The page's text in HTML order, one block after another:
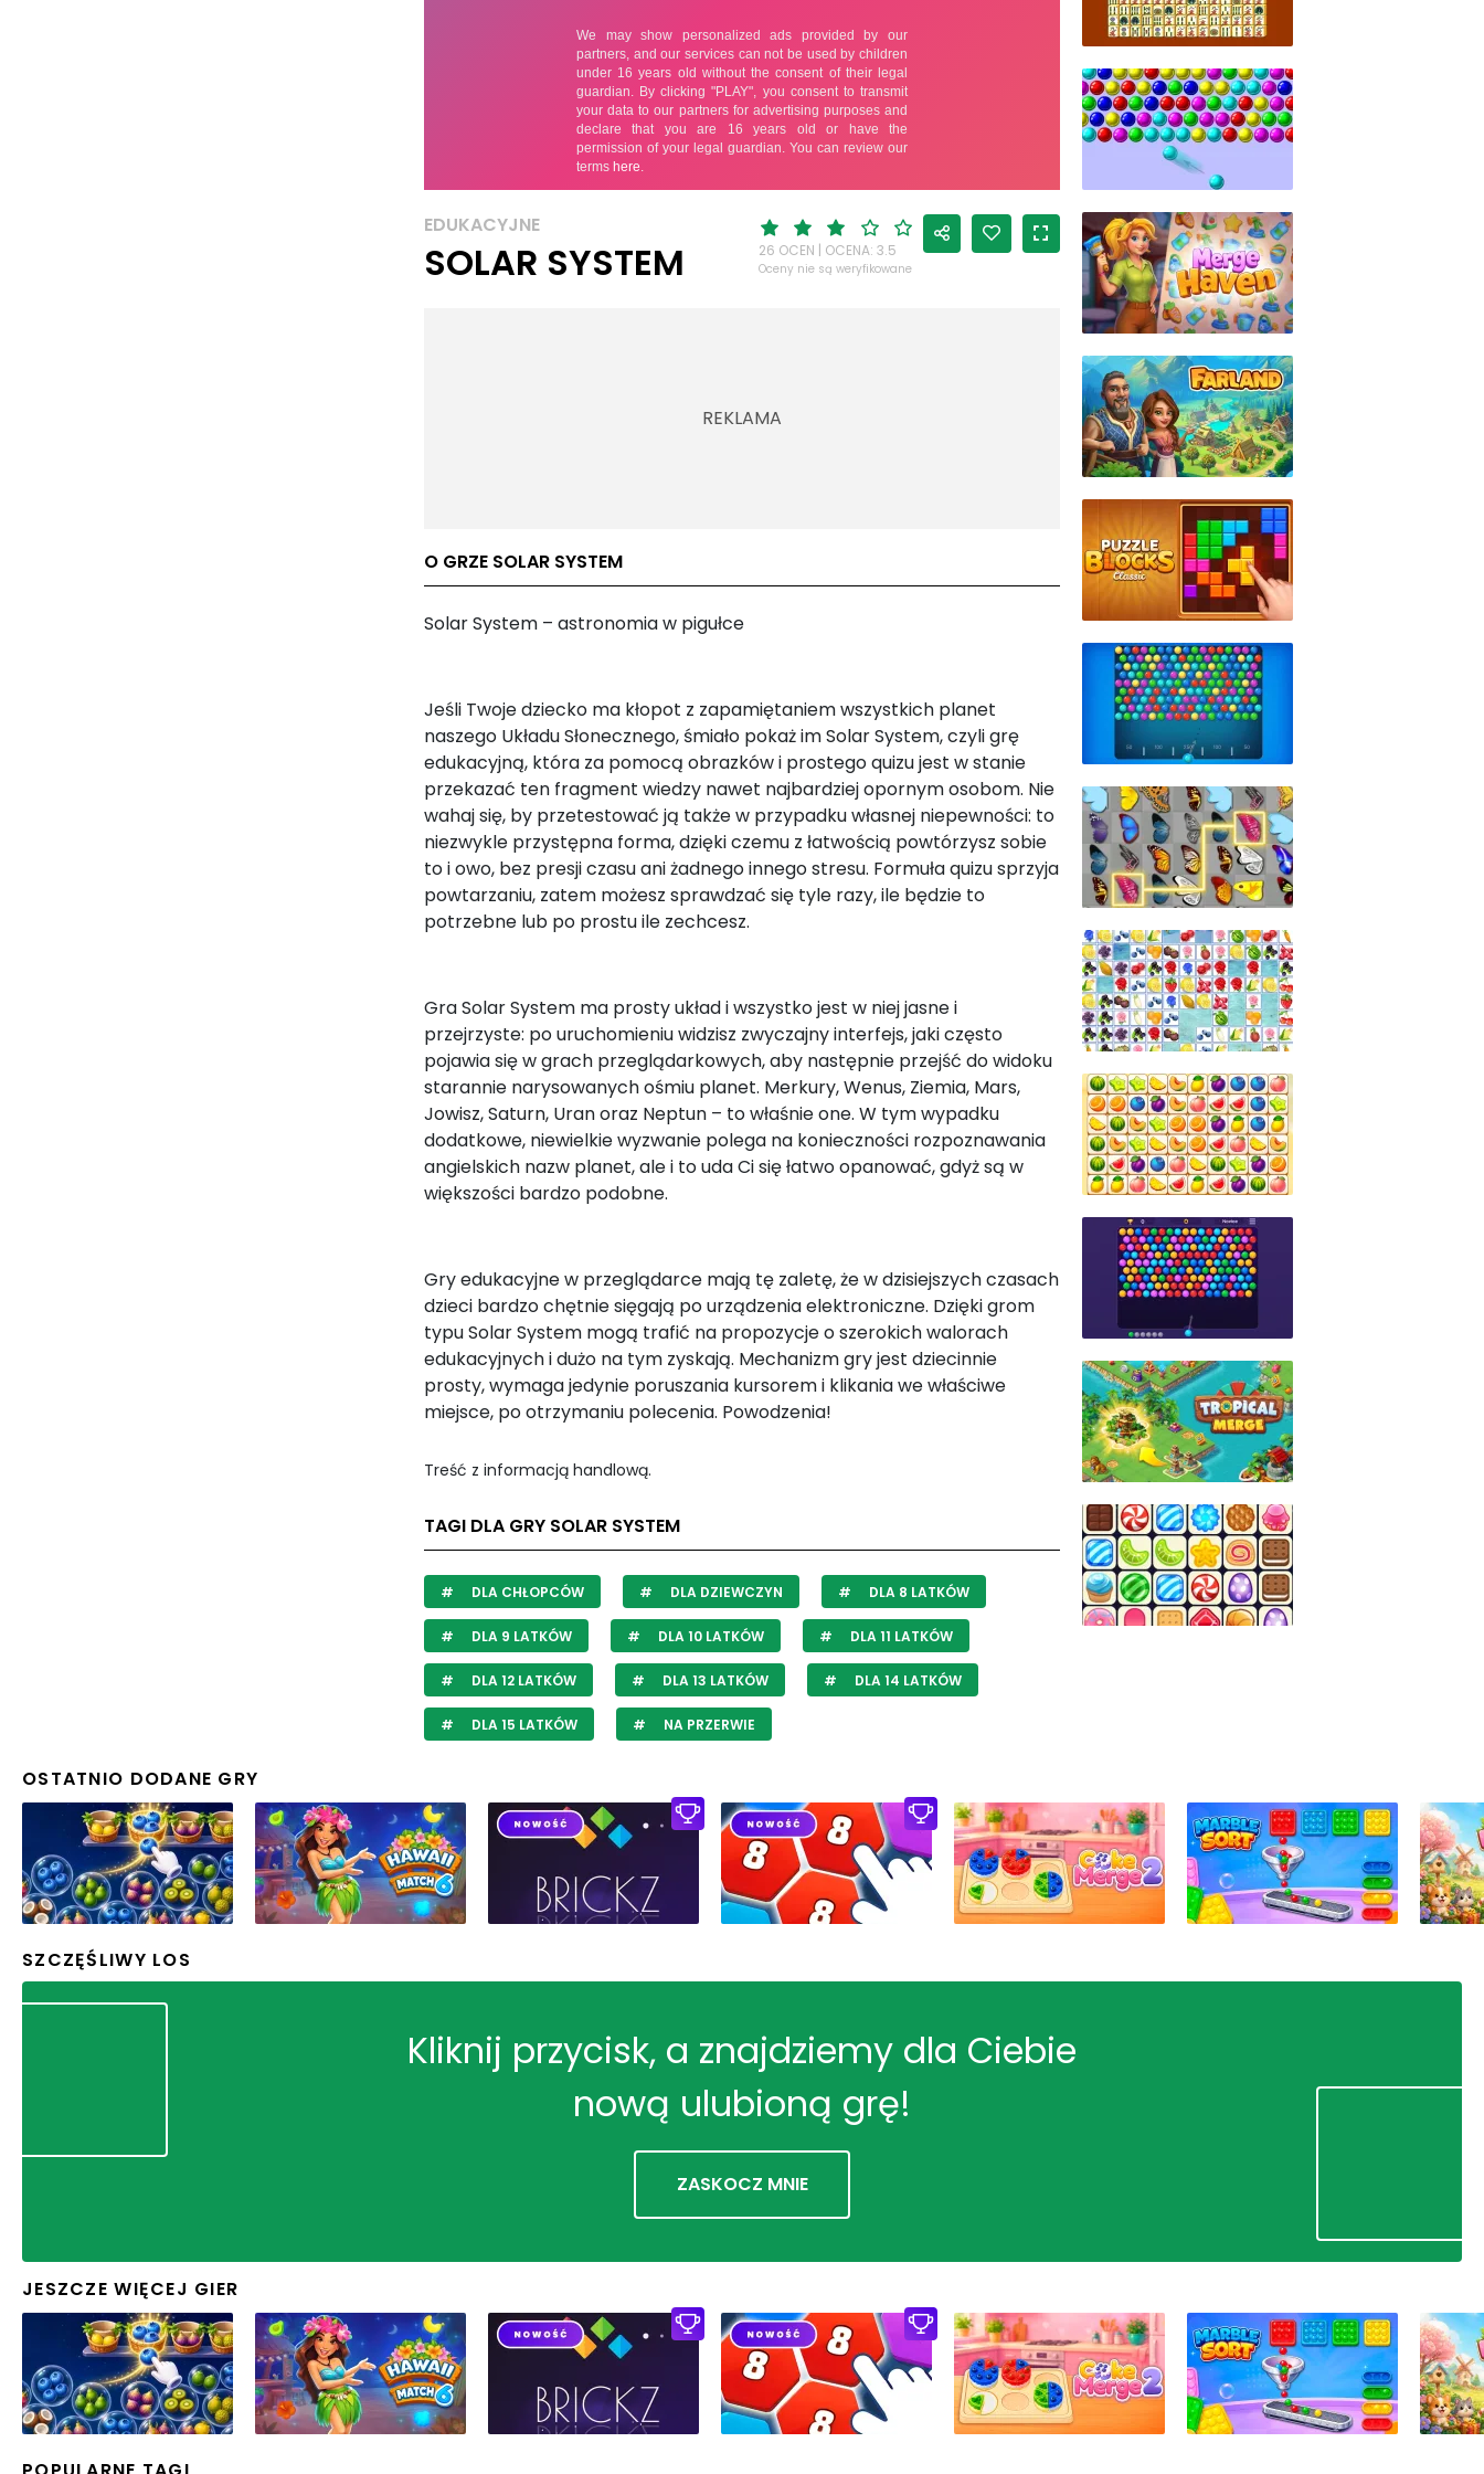
EDUKACYJNE
SOLAR SYSTEM 26 OCEN | OCENA: 3.5
Oceny nie są weryfikowane
O GRZE SOLAR SYSTEM
Solar System – astronomia w pigułce
Jeśli Twoje dziecko ma kłopot z zapamiętaniem wszystkich planet
naszego Układu Słonecznego, śmiało pokaż im Solar System, czyli grę
edukacyjną, która za pomocą obrazków i prostego quizu jest w stanie
przekazać ten fragment wiedzy nawet najbardziej opornym osobom. Nie
wahaj się, by przetestować ją także w przypadku własnej niepewności: to
niezwykle przystępna forma, dzięki czemu z łatwością powtórzysz sobie
to i owo, bez presji czasu ani żadnego innego stresu. Formuła quizu sprzyja
powtarzaniu, zatem możesz sprawdzać się tyle razy, ile będzie to
potrzebne lub po prostu ile zechcesz.
Gra Solar System ma prosty układ i wszystko jest w niej jasne i
przejrzyste: po uruchomieniu widzisz zwyczajny interfejs, jaki często
pojawia się w grach przeglądarkowych, aby następnie przejść do widoku
starannie narysowanych ośmiu planet. Merkury, Wenus, Ziemia, Mars,
Jowisz, Saturn, Uran oraz Neptun – to właśnie one. W tym wypadku
dodatkowe, niewielkie wyzwanie polega na konieczności rozpoznawania
angielskich nazw planet, ale i to uda Ci się łatwo opanować, gdyż są w
większości bardzo podobne.
Gry edukacyjne w przeglądarce mają tę zaletę, że w dzisiejszych czasach
dzieci bardzo chętnie sięgają po urządzenia elektroniczne. Dzięki grom
typu Solar System mogą trafić na propozycje o szerokich walorach
edukacyjnych i dużo na tym zyskają. Mechanizm gry jest dziecinnie
prosty, wymaga jedynie poruszania kursorem i klikania we właściwe
miejsce, po otrzymaniu polecenia. Powodzenia!
Treść z informacją handlową.
TAGI DLA GRY SOLAR SYSTEM
DLA CHŁOPCÓW DLA DZIEWCZYN DLA 8 LATKÓW
DLA 9 LATKÓW DLA 10 LATKÓW DLA 11 LATKÓW
DLA 12 LATKÓW DLA 13 LATKÓW DLA 14 LATKÓW
DLA 15 LATKÓW NA PRZERWIE
OSTATNIO DODANE GRY
SZCZĘŚLIWY LOS
Kliknij przycisk, a znajdziemy dla Ciebie
nową ulubioną grę!
ZASKOCZ MNIE
JESZCZE WIĘCEJ GIER